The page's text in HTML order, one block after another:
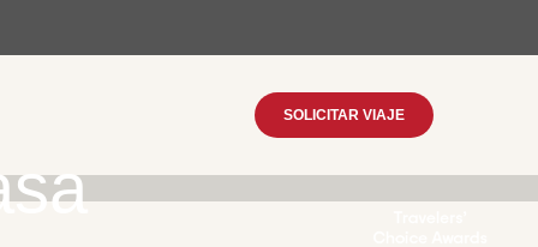
SOLICITAR VIAJE